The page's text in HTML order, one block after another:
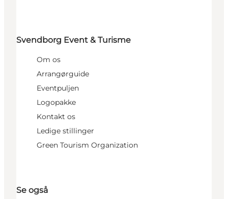
Svendborg Event & Turisme
Om os
Arrangørguide
Eventpuljen
Logopakke
Kontakt os
Ledige stillinger
Green Tourism Organization
Se også